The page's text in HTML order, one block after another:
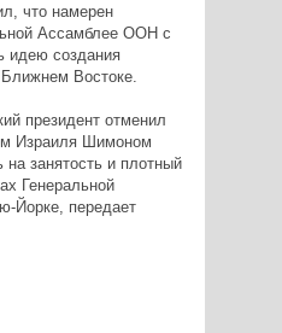
что намерен
Ассамблее ООН с
идею создания
Востоке.
президент отменил
Израиля Шимоном
занятость и плотный
Генеральной
Йорке, передает